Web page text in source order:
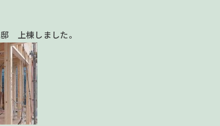
上棟しました。